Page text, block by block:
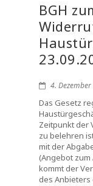
BGH
4.
Das Gesetz
Zeitpunkt der
zu belehren
mit der
(Angebot
kommt der
des